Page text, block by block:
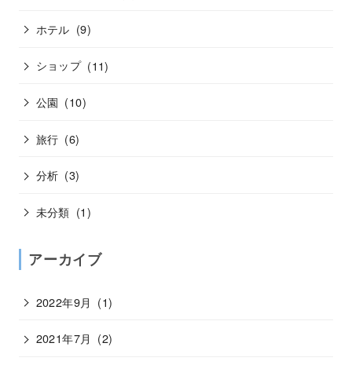
ホテル (9)
ショップ (11)
公園 (10)
旅行 (6)
分析 (3)
未分類 (1)
アーカイブ
2022年9月 (1)
2021年7月 (2)